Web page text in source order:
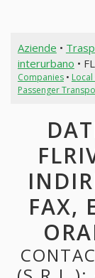
Aziende •
interurbano •
Companies•
Passenger
FAX,